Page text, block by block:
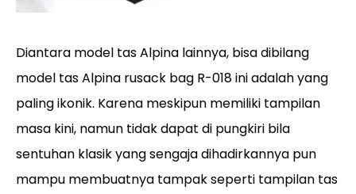
Diantara model tas Alpina lainnya, bisa dibilang
model tas Alpina rusack bag R-018 ini adalah yang
paling ikonik. Karena meskipun memiliki tampilan
masa kini, namun tidak dapat di pungkiri bila
sentuhan klasik yang sengaja dihadirkannya pun
mampu membuatnya tampak seperti tampilan tas